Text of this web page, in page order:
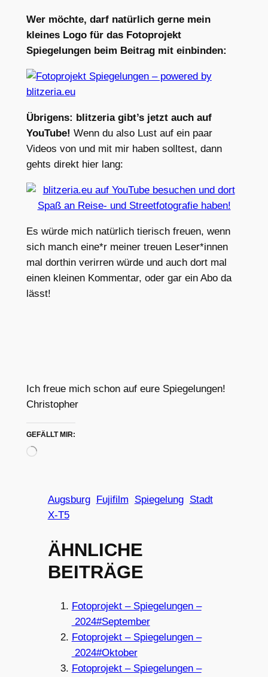
Wer möchte, darf natürlich gerne mein
kleines Logo für das Fotoprojekt
Spiegelungen beim Beitrag mit einbinden:
Übrigens: blitzeria gibt’s jetzt auch auf
YouTube! Wenn du also Lust auf ein paar
Videos von und mit mir haben solltest, dann
gehts direkt hier lang:
Es würde mich natürlich tierisch freuen, wenn
sich manch eine*r meiner treuen Leser*innen
mal dorthin verirren würde und auch dort mal
einen kleinen Kommentar, oder gar ein Abo da
lässt!
Ich freue mich schon auf eure Spiegelungen!
Christopher
GEFÄLLT MIR:
Wird
Augsburg Fujifilm Spiegelung Stadt
X-T5
ÄHNLICHE
BEITRÄGE
Fotoprojekt – Spiegelungen –
2024#September
Fotoprojekt – Spiegelungen –
2024#Oktober
Fotoprojekt – Spiegelungen –